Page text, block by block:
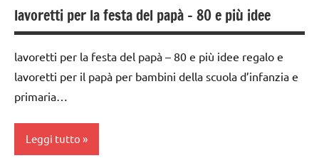
SCIENZE
scienze
scienze:
piante
TUTTI GLI
ARGOMENTI
PER ETA'
LINGUAGGIO
SCIENZE
scienze:
TUTTI GLI
classe
3a
classe
4a
5a
lavoretti per la festa del papà – 80 e più idee
lavoretti per la festa del papà – 80 e più idee regalo e
lavoretti per il papà per bambini della scuola d’infanzia e
primaria…
Leggi tutto